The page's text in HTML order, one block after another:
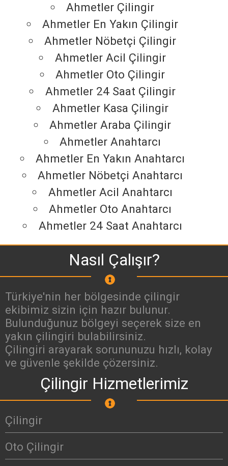
Ahmetler Çilingir
Ahmetler En Yakın Çilingir
Ahmetler Nöbetçi Çilingir
Ahmetler Acil Çilingir
Ahmetler Oto Çilingir
Ahmetler 24 Saat Çilingir
Ahmetler Kasa Çilingir
Ahmetler Araba Çilingir
Ahmetler Anahtarcı
Ahmetler En Yakın Anahtarcı
Ahmetler Nöbetçi Anahtarcı
Ahmetler Acil Anahtarcı
Ahmetler Oto Anahtarcı
Ahmetler 24 Saat Anahtarcı
Nasıl Çalışır?
Türkiye'nin her bölgesinde çilingir
ekibimiz sizin için hazır bulunur.
Bulunduğunuz bölgeyi seçerek size en
yakın çilingiri bulabilirsiniz.
Çilingiri arayarak sorununuzu hızlı, kolay
ve güvenle şekilde çözersiniz.
Çilingir Hizmetlerimiz
Çilingir
Oto Çilingir